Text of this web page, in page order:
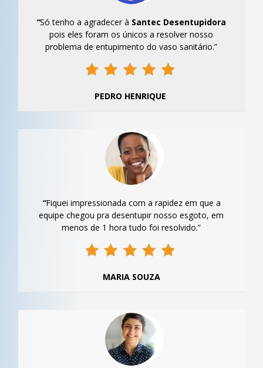
“Só tenho a agradecer à Santec Desentupidora
pois eles foram os únicos a resolver nosso
problema de entupimento do vaso sanitário.”
PEDRO HENRIQUE
“Fiquei impressionada com a rapidez em que a
equipe chegou pra desentupir nosso esgoto, em
menos de 1 hora tudo foi resolvido.”
MARIA SOUZA